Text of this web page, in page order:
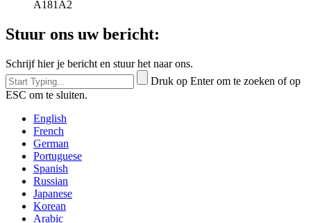
A181A2
Stuur ons uw bericht:
Schrijf hier je bericht en stuur het naar ons.
Druk op Enter om te zoeken of op
ESC om te sluiten.
English
French
German
Portuguese
Spanish
Russian
Japanese
Korean
Arabic